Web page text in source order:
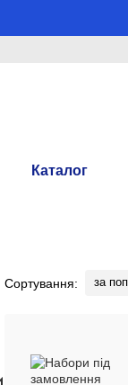
Каталог
Сортування: за